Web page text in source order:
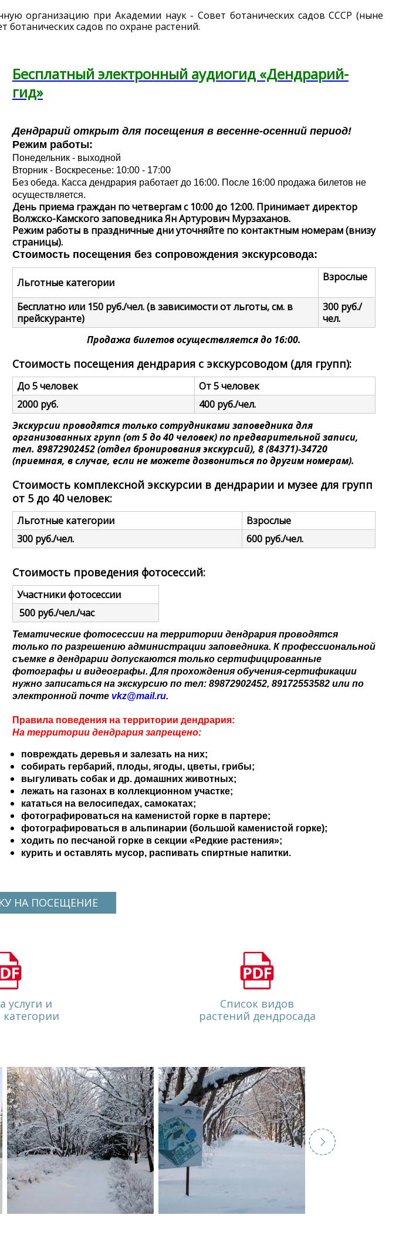
организацию при Академии наук - Совет ботанических садов СССР (ныне
садов по охране растений.
Бесплатный электронный аудиогид «Дендрарий-
гид»
Дендрарий открыт для посещения в весенне-осенний период!
Режим работы:
Понедельник - выходной
Вторник - Воскресенье: 10:00 - 17:00
Без обеда. Касса дендрария работает до 16:00. После 16:00 продажа билетов не
осуществляется.
День приема граждан по четвергам с 10:00 до 12:00. Принимает директор
Волжско-Камского заповедника Ян Артурович Мурзаханов.
Режим работы в праздничные дни уточняйте по контактным номерам (внизу
страницы).
Стоимость посещения без сопровождения экскурсовода:
Льготные категории Взрослые
Бесплатно или 150 руб./чел. (в зависимости от льготы, см. в
прейскуранте)
300 руб./
чел.
Продажа билетов осуществляется до 16:00.
Стоимость посещения дендрария с экскурсоводом (для групп):
До 5 человек
От 5 человек
2000 руб.
400 руб./чел.
Экскурсии проводятся только сотрудниками заповедника для
организованных групп (от 5 до 40 человек) по предварительной записи,
тел. 89872902452 (отдел бронирования экскурсий), 8 (84371)-34720
(приемная, в случае, если не можете дозвониться по другим номерам).
Стоимость комплексной экскурсии в дендрарии и музее для групп
от 5 до 40 человек:
Льготные категории
Взрослые
300 руб./чел.
600 руб./чел.
Стоимость проведения фотосессий:
Участники фотосессии
500 руб./чел./час
Тематические фотосессии на территории дендрария проводятся
только по разрешению администрации заповедника. К профессиональной
съемке в дендрарии допускаются только сертифицированные
фотографы и видеографы. Для прохождения обучения-сертификации
нужно записаться на экскурсию по тел: 89872902452, 89172553582 или по
электронной почте vkz@mail.ru.
Правила поведения на территории дендрария:
На территории дендрария запрещено:
повреждать деревья и залезать на них;
собирать гербарий, плоды, ягоды, цветы, грибы;
выгуливать собак и др. домашних животных;
лежать на газонах в коллекционном участке;
кататься на велосипедах, самокатах;
фотографироваться на каменистой горке в партере;
фотографироваться в альпинарии (большой каменистой горке);
ходить по песчаной горке в секции «Редкие растения»;
курить и оставлять мусор, распивать спиртные напитки.
НА ПОСЕЩЕНИЕ
услуги и
Список видов
растений дендросада